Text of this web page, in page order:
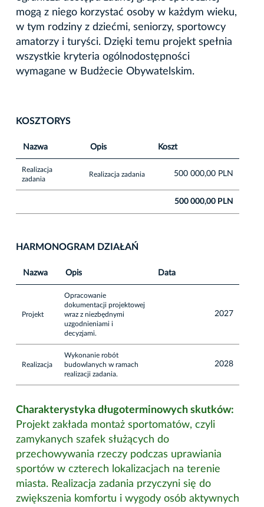
mogą z niego korzystać osoby w każdym wieku,
w tym rodziny z dziećmi, seniorzy, sportowcy
amatorzy i turyści. Dzięki temu projekt spełnia
wszystkie kryteria ogólnodostępności
wymagane w Budżecie Obywatelskim.
KOSZTORYS
Nazwa Opis Koszt
Realizacja
zadania
Realizacja zadania 500 000,00 PLN
500 000,00 PLN
HARMONOGRAM DZIAŁAŃ
Nazwa Opis Data
Projekt
Opracowanie
dokumentacji projektowej
wraz z niezbędnymi
uzgodnieniami i
decyzjami.
2027
Realizacja
Wykonanie robót
budowlanych w ramach
realizacji zadania.
2028
Charakterystyka długoterminowych skutków:
Projekt zakłada montaż sportomatów, czyli
zamykanych szafek służących do
przechowywania rzeczy podczas uprawiania
sportów w czterech lokalizacjach na terenie
miasta. Realizacja zadania przyczyni się do
zwiększenia komfortu i wygody osób aktywnych